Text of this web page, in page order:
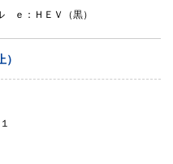
ｅ：ＨＥＶ（黒）